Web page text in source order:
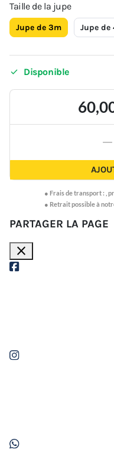
Taille de la jupe
Jupe de 3m Jupe de
 Disponible
-
● Frais de transport :
● Retrait possible à
PARTAGER LA PAGE
close